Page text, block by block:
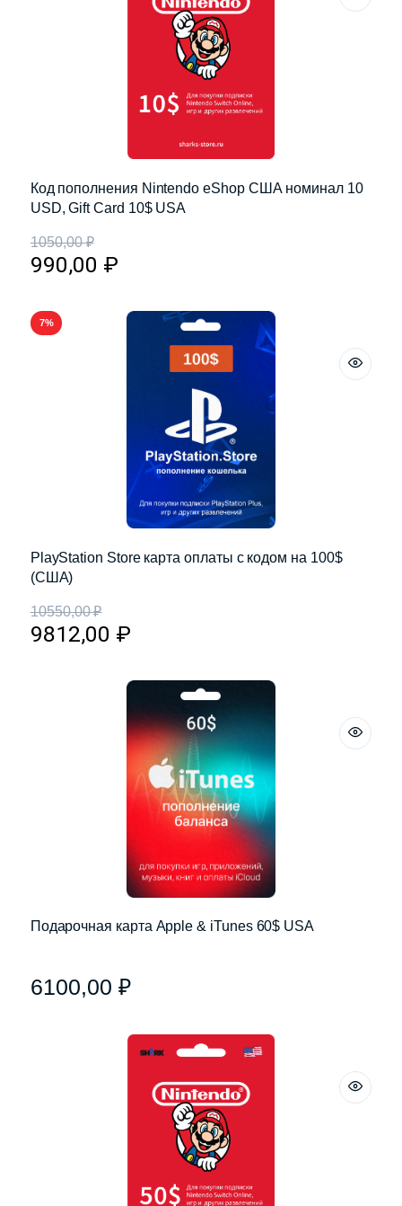
Код пополнения Nintendo eShop США номинал 10
USD, Gift Card 10$ USA
1050,00₽
990,00 ₽
7%
PlayStation Store карта оплаты с кодом на 100$
(США)
10550,00₽
9812,00 ₽
Подарочная карта Apple & iTunes 60$ USA
6100,00 ₽